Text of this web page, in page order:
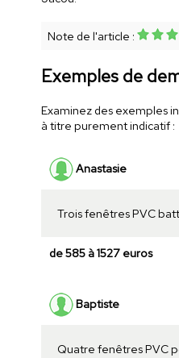
Note de l'article :
Exemples de
Examinez des exemples
à titre purement indicatif :
Anastasie
Trois fenêtres PVC
de 585 à 1527 euros
Baptiste
Quatre fenêtres PVC